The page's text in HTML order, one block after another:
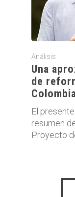
Análisis
Una
de
El
resumen
Proyecto